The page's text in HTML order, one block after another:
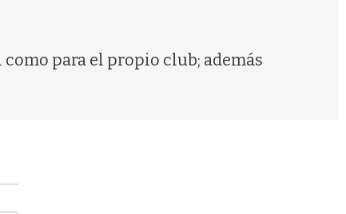
para el propio club; además